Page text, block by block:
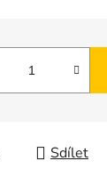
Sdílet